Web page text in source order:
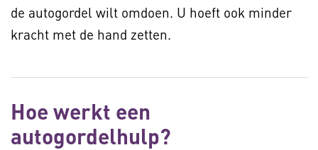
de autogordel wilt omdoen. U hoeft ook minder
kracht met de hand zetten.
Hoe werkt een
autogordelhulp?